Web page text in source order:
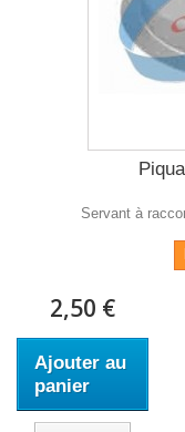
Servant à
2,50 €
Ajouter au
panier